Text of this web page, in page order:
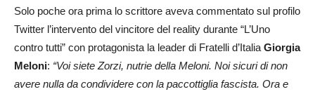
Solo poche ora prima lo scrittore aveva commentato sul profilo
Twitter l’intervento del vincitore del reality durante “L’Uno
contro tutti” con protagonista la leader di Fratelli d’Italia Giorgia
Meloni: “Voi siete Zorzi, nutrie della Meloni. Noi sicuri di non
avere nulla da condividere con la paccottiglia fascista. Ora e